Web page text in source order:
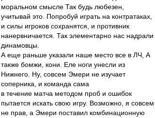
моральном смысле Так будь любезен,
учитывай это. Попробуй играть на контратаках,
и силы игроков сохранятся, и противник
нанервничается. Так элементарно нас надрали
динамовцы.
А еще раньше указали наше место все в ЛЧ, А
также бомжи, кони. Еле ноги унесли из
Нижнего. Ну, совсем Эмери не изучает
соперника, и команда сама
в течение матча методом проб и ошибок
пытается искать свою игру. Возможно, я совсем
не прав, а Эмери поставил комбинационную